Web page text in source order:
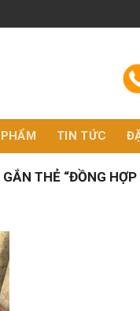
TIN TỨC
THẺ “ĐỒNG